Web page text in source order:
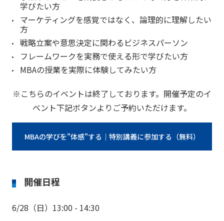
学びたい方
マーケティングを感覚ではなく、論理的に理解したい
方
戦略立案や意思決定に関わるビジネスパーソン
フレームワークを実務で使える形で学びたい方
MBAの授業を実際に体験してみたい方
※こちらのイベントは終了しております。開催予定のイ
ベント下記ボタンよりご予約いただけます。
MBAの学びを"体感"する｜特別講義に参加する（無料）
開催日程
6/28（日）13:00 - 14:30